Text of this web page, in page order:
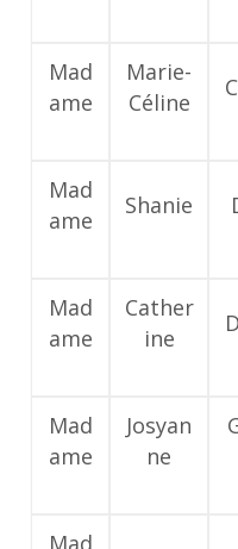
Mad
ame
Marie-
Céline
Mad
ame
Shanie
Mad
ame
Cather
ine
Mad
ame
Josyan
ne
Mad